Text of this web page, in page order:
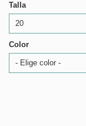
Talla
20
Color
- Elige color -